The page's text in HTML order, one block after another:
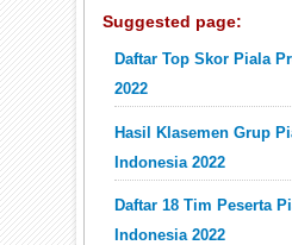
Suggested page:
Daftar Top Skor Piala
2022
Hasil Klasemen Grup
Indonesia 2022
Daftar 18 Tim Peserta
Indonesia 2022